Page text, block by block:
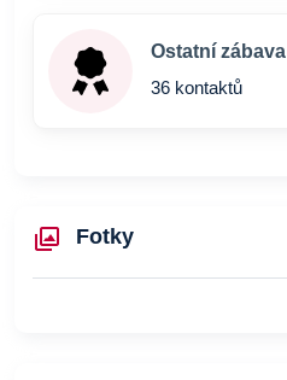
Ostatní zábava
36 kontaktů
Fotky